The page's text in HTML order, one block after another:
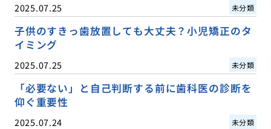
2025.07.25 未分類
子供のすきっ歯放置しても大丈夫？小児矯正のタ
イミング
2025.07.25 未分類
「必要ない」と自己判断する前に歯科医の診断を
仰ぐ重要性
2025.07.24 未分類